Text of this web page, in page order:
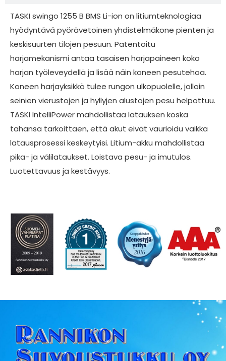
TASKI swingo 1255 B BMS Li-ion on litiumteknologiaa
hyödyntävä pyörävetoinen yhdistelmäkone pienten ja
keskisuurten tilojen pesuun. Patentoitu
harjamekanismi antaa tasaisen harjapaineen koko
harjan työleveydellä ja lisää näin koneen pesutehoa.
Koneen harjayksikkö tulee rungon ulkopuolelle, jolloin
seinien vierustojen ja hyllyjen alustojen pesu helpottuu.
TASKI IntelliPower mahdollistaa latauksen koska
tahansa tarkoittaen, että akut eivät vaurioidu vaikka
latausprosessi keskeytyisi. Litium-akku mahdollistaa
pika- ja välilataukset. Loistava pesu- ja imutulos.
Luotettavuus ja kestävyys.